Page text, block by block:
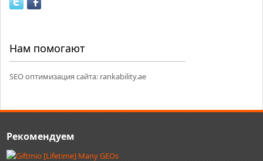
Нам помогают
SEO оптимизация сайта: rankability.ae
Рекомендуем